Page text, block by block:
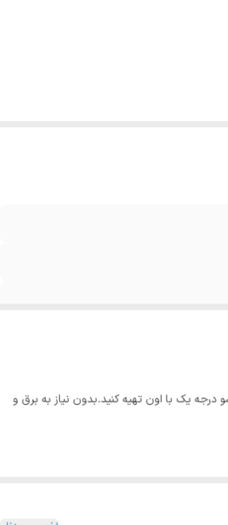
یک با اون تهیه کنید.بدون نیاز به برق و